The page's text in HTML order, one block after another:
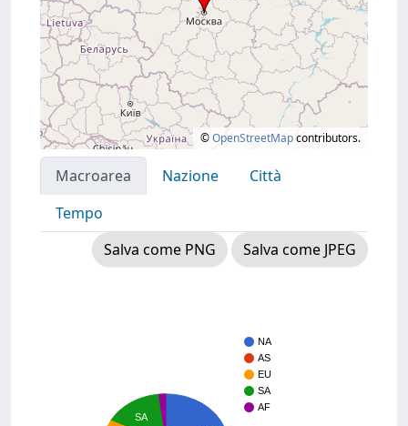
©OpenStreetMapcontributors.
Macroarea Nazione
Città
Tempo
Salva come PNG
Salva come JPEG
NA
AS
EU
SA
AF
SA